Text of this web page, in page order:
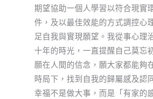
期望協助一個人學習以符合現實
件，及以最佳效能的方式調控心
足自我與實現願望。我從事心理
十年的時光，一直提醒自己莫忘
願在人間的信念，願大家都能夠
時局下，找到自我的歸屬感及認
幸福不是做大事，而是「有家的